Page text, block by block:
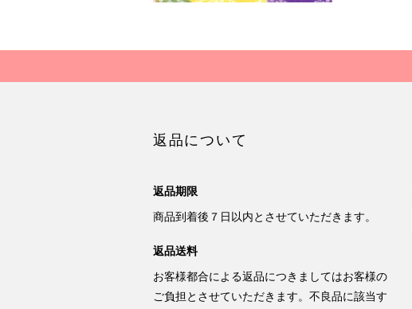
返品について
返品期限
商品到着後７日以内とさせていただきます。
返品送料
お客様都合による返品につきましてはお客様の
ご負担とさせていただきます。不良品に該当す